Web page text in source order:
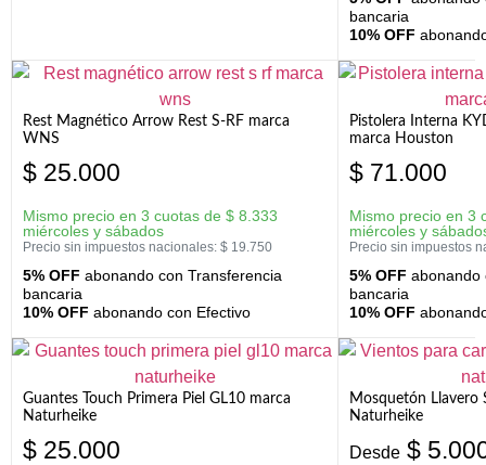
bancaria
10% OFF
Rest Magnético Arrow Rest S-RF marca
WNS
$ 25.000
Mismo precio en 3 cuotas de $ 8.333
miércoles y sábados
Precio sin impuestos nacionales: $ 19.750
5% OFF abonando con Transferencia
bancaria
10% OFF abonando con Efectivo
Pistolera Interna
marca Houston
$ 71.000
Mismo precio en 3
miércoles y
Precio sin impuestos
5% OFF abonando
bancaria
10% OFF
Guantes Touch Primera Piel GL10 marca
Naturheike
$ 25.000
Mosquetón Llavero
Naturheike
Desde $